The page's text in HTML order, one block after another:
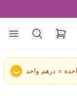
= درهم واحد ب